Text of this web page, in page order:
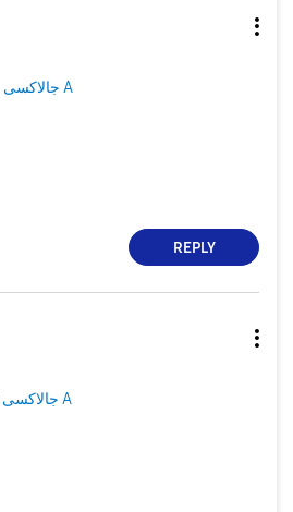
جالاكسى A
REPLY
جالاكسى A